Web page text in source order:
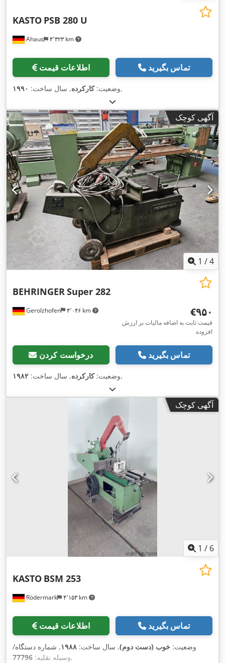
Ahaus ۴٬۳۲۳ km
KASTO PSB 280 U
اطلاعات قیمت تماس بگیرید
وضعیت:کارکرده, سال ساخت: ۱۹۹۰ ,
آگهی کوچک
1 /4
Gerolzhofen ۴٬۰۴۶ km
BEHRINGERSuper 282
‎€۹۵۰
قیمت ثابت به اضافه مالیات بر ارزش
افزوده
درخواست کردن تماس بگیرید
وضعیت:کارکرده, سال ساخت: ۱۹۸۲ ,
آگهی کوچک
1 / 6
Rödermark ۴٬۱۵۳ km
KASTO BSM 253
اطلاعات قیمت تماس بگیرید
وضعیت: خوب (دست دوم), سال ساخت: ۱۹۸۸, شماره دستگاه/
وسیله نقلیه: 77796 ,